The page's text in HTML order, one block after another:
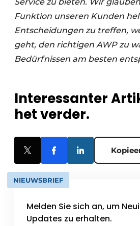
Funktion unseren Kunden
Entscheidungen zu treffen,
geht, den richtigen AWP zu
Bedürfnissen am besten
Interessanter
het verder.
NIEUWSBRIEF
Melden Sie sich an, um
Updates zu erhalten.